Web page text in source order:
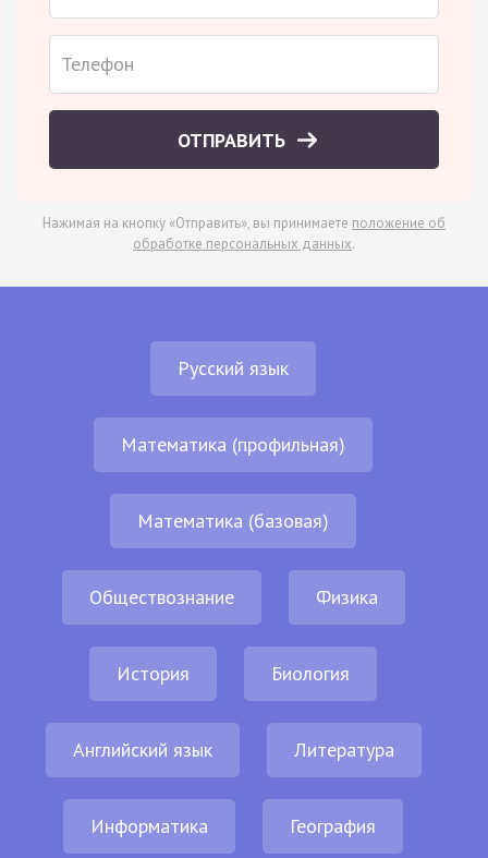
ОТПРАВИТЬ
Нажимая на кнопку «Отправить», вы принимаете положение об
обработке персональных данных.
Русский язык
Математика (профильная)
Математика (базовая)
Обществознание Физика
История Биология
Английский язык Литература
Информатика География